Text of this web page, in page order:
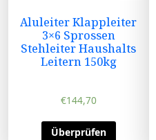
Aluleiter Klappleiter
3×6 Sprossen
Stehleiter Haushalts
Leitern 150kg
€144,70
Überprüfen